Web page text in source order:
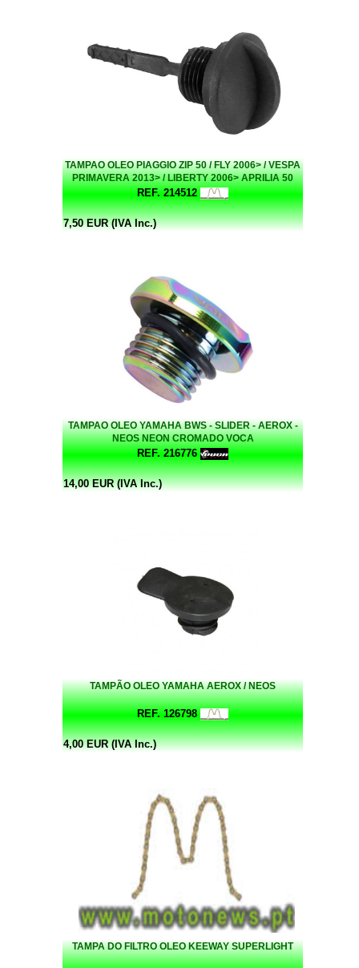
TAMPAO OLEO PIAGGIO ZIP 50 / FLY 2006> / VESPA
PRIMAVERA 2013> / LIBERTY 2006> APRILIA 50
(OEM: 844721)
REF. 214512
7,50 EUR (IVA Inc.)
TAMPAO OLEO YAMAHA BWS - SLIDER - AEROX -
NEOS NEON CROMADO VOCA
REF. 216776
14,00 EUR (IVA Inc.)
TAMPÃO OLEO YAMAHA AEROX / NEOS
REF. 126798
4,00 EUR (IVA Inc.)
TAMPA DO FILTRO OLEO KEEWAY SUPERLIGHT